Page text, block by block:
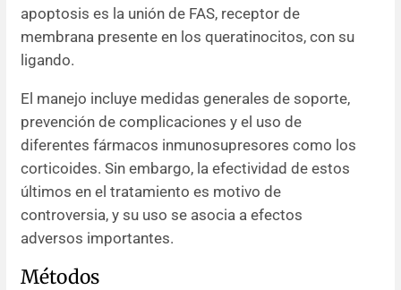
apoptosis es la unión de FAS, receptor de
membrana presente en los queratinocitos, con su
ligando.
El manejo incluye medidas generales de soporte,
prevención de complicaciones y el uso de
diferentes fármacos inmunosupresores como los
corticoides. Sin embargo, la efectividad de estos
últimos en el tratamiento es motivo de
controversia, y su uso se asocia a efectos
adversos importantes.
Métodos